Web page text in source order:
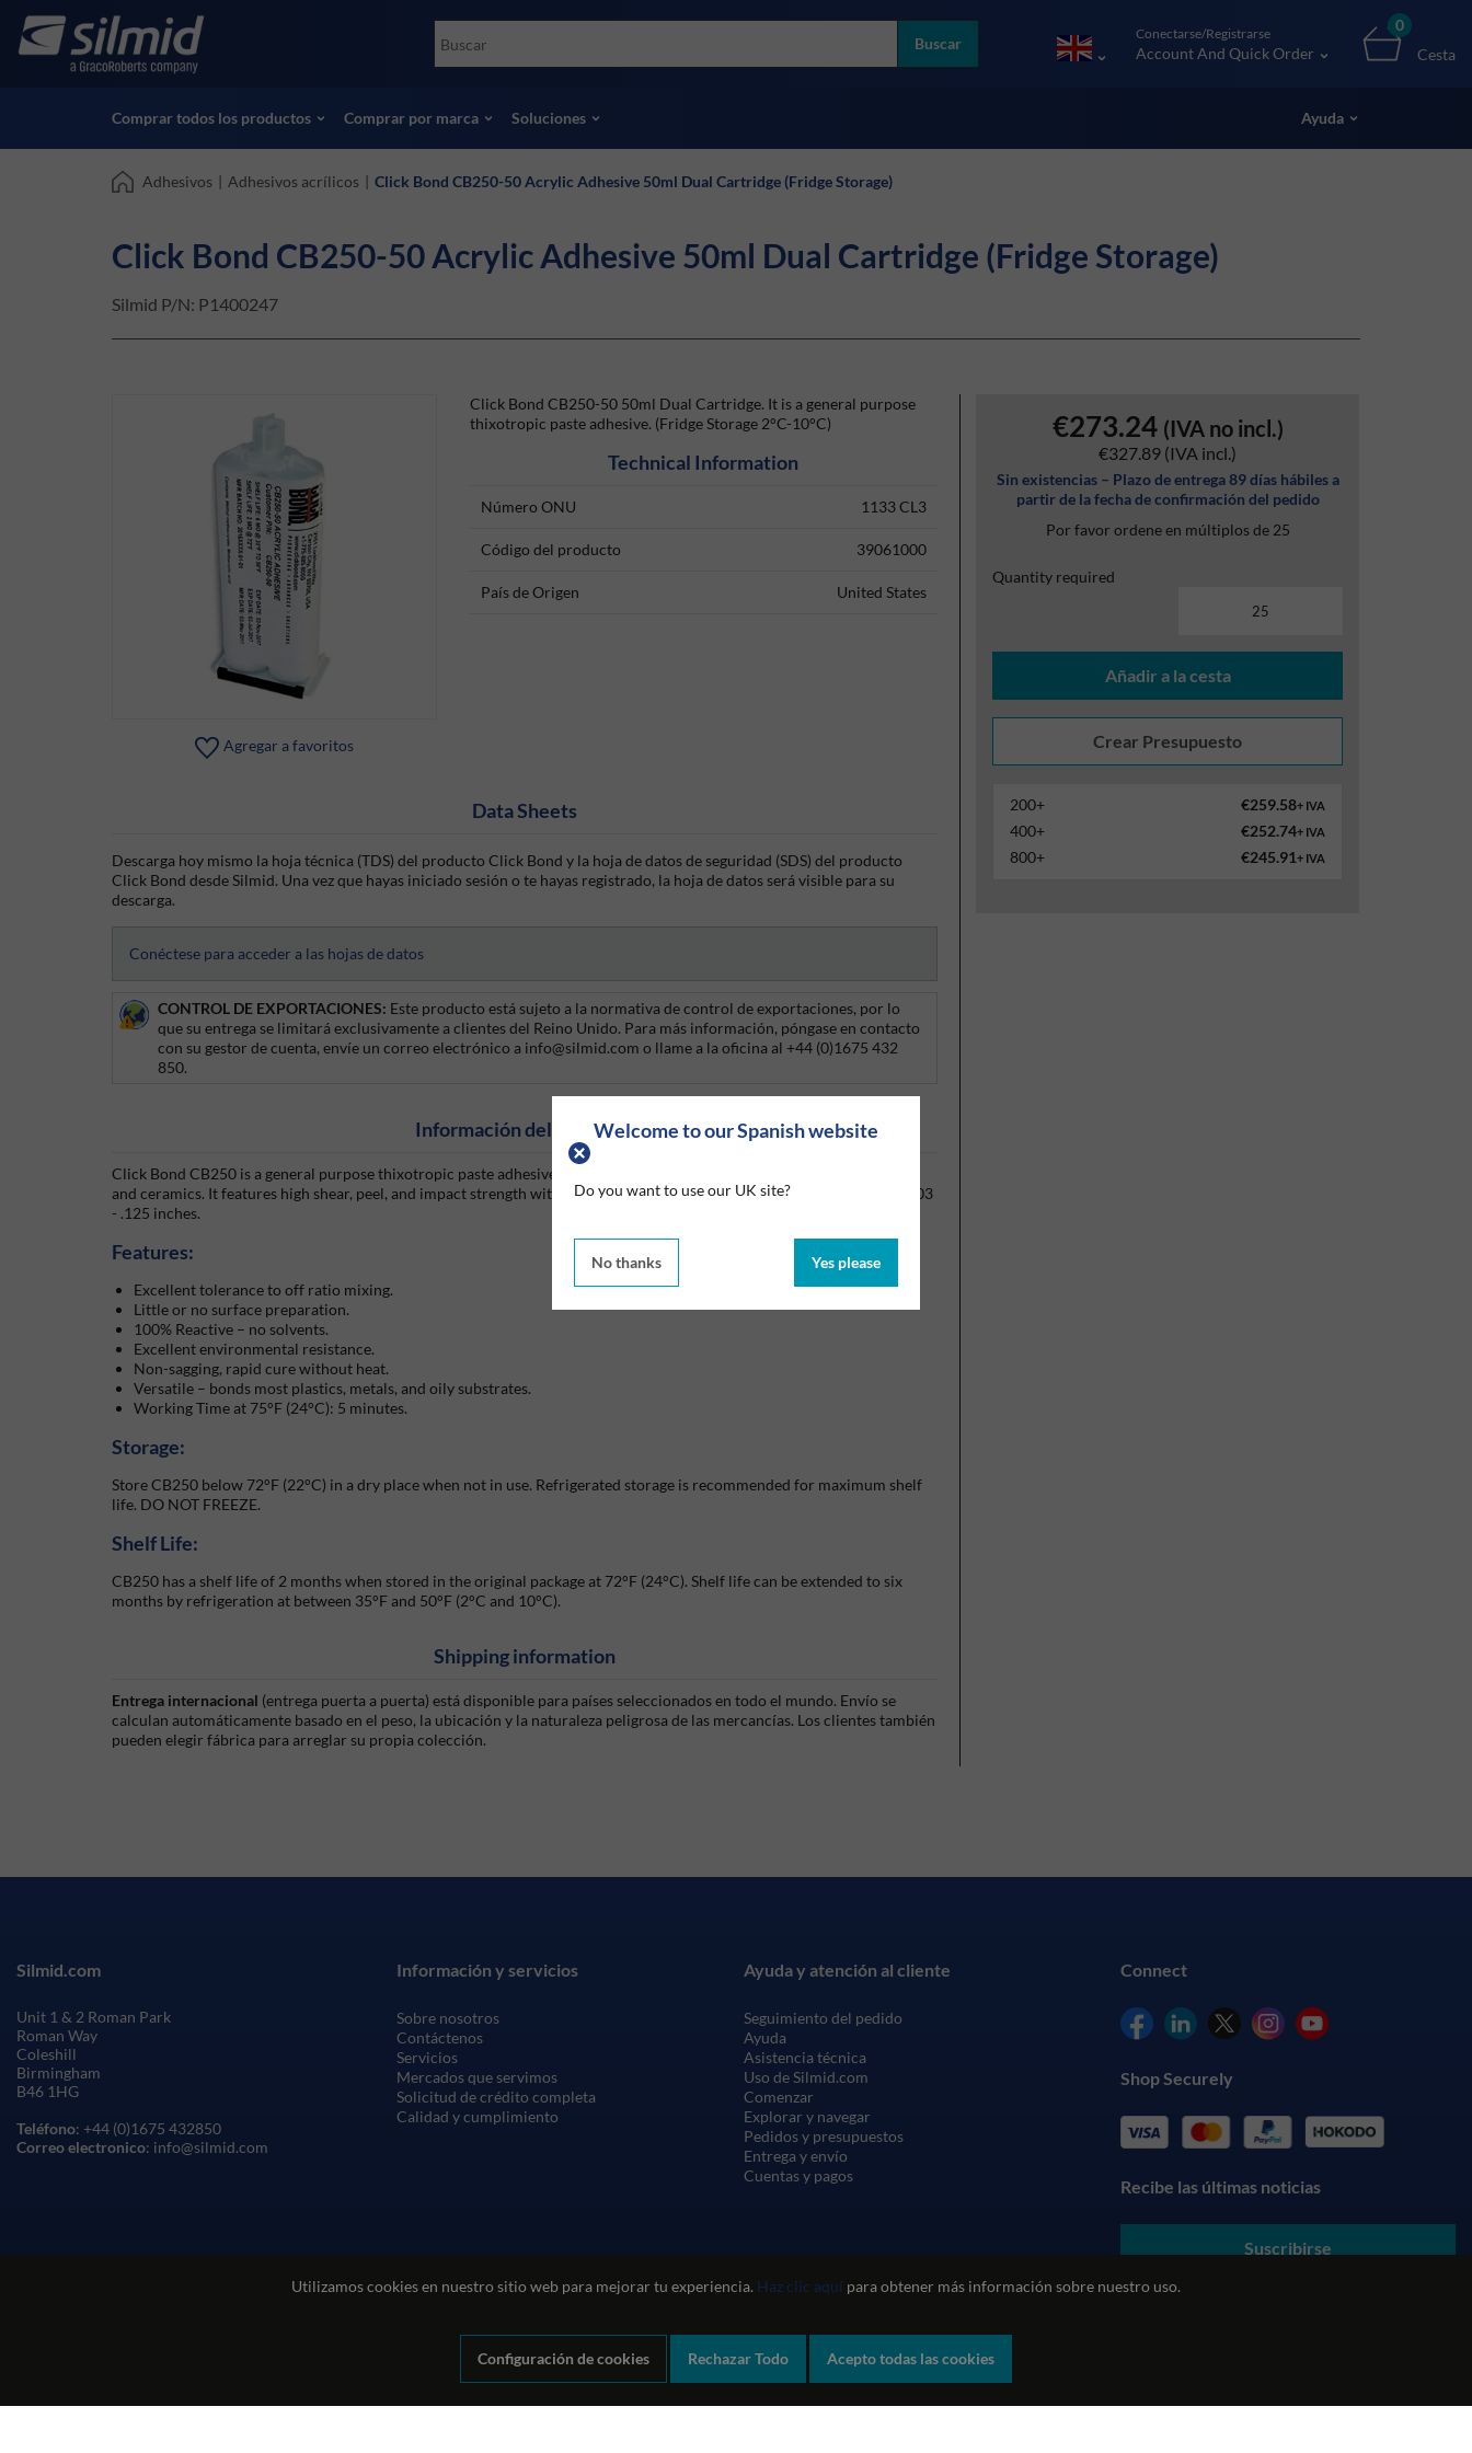
Welcome to our Spanish website
Do you want to use our UK site?
No thanks Yes please
Utilizamos cookies en nuestro sitio web para mejorar tu experiencia. Haz clic aquí para obtener más información sobre nuestro uso.
Configuración de cookies Rechazar Todo Acepto todas las cookies
main
Accessories
Ensayos no destructivos (NDT)
Ver todos los productos
Socomore
Buscar
Conectarse/Registrarse
Account And Quick Order
0
Cesta
Comprar todos los productos Comprar por marca Soluciones Ayuda
Adhesivos | Adhesivos acrílicos | Click Bond CB250-50 Acrylic Adhesive 50ml Dual Cartridge (Fridge Storage)
Click Bond CB250-50 Acrylic Adhesive 50ml Dual Cartridge (Fridge Storage)
Silmid P/N: P1400247
Agregar a favoritos
€273.24 (IVA no incl.)
€327.89 (IVA incl.)
Sin existencias – Plazo de entrega 89 días hábiles a
partir de la fecha de confirmación del pedido
Por favor ordene en múltiplos de 25
Quantity required
Añadir a la cesta
200+ €259.58+ IVA
400+ €252.74+ IVA
800+ €245.91+ IVA
Click Bond CB250-50 50ml Dual Cartridge. It is a general purpose
thixotropic paste adhesive. (Fridge Storage 2°C-10°C)
Technical Information
Número ONU 1133 CL3
Código del producto 39061000
País de Origen United States
Data Sheets
Descarga hoy mismo la hoja técnica (TDS) del producto Click Bond y la hoja de datos de seguridad (SDS) del producto
Click Bond desde Silmid. Una vez que hayas iniciado sesión o te hayas registrado, la hoja de datos será visible para su
descarga.
Conéctese para acceder a las hojas de datos
CONTROL DE EXPORTACIONES: Este producto está sujeto a la normativa de control de exportaciones, por lo
que su entrega se limitará exclusivamente a clientes del Reino Unido. Para más información, póngase en contacto
con su gestor de cuenta, envíe un correo electrónico a info@silmid.com o llame a la oficina al +44 (0)1675 432
850.
Información del producto
Click Bond CB250 is a general purpose thixotropic paste adhesive for bonding ABS, PVC, acrylic, styrene, metals, wood,
and ceramics. It features high shear, peel, and impact strength with a fast cure at room temperature. Bonds gaps from .003
- .125 inches.
Features:
Excellent tolerance to off ratio mixing.
Little or no surface preparation.
100% Reactive – no solvents.
Excellent environmental resistance.
Non-sagging, rapid cure without heat.
Versatile – bonds most plastics, metals, and oily substrates.
Working Time at 75°F (24°C): 5 minutes.
Storage:
Store CB250 below 72°F (22°C) in a dry place when not in use. Refrigerated storage is recommended for maximum shelf
life. DO NOT FREEZE.
Shelf Life:
CB250 has a shelf life of 2 months when stored in the original package at 72°F (24°C). Shelf life can be extended to six
months by refrigeration at between 35°F and 50°F (2°C and 10°C).
Shipping information
Entrega internacional (entrega puerta a puerta) está disponible para países seleccionados en todo el mundo. Envío se
calculan automáticamente basado en el peso, la ubicación y la naturaleza peligrosa de las mercancías. Los clientes también
pueden elegir fábrica para arreglar su propia colección.
Información y servicios
Sobre nosotros
Contáctenos
Servicios
Mercados que servimos
Solicitud de crédito completa
Calidad y cumplimiento
Ayuda y atención al cliente
Seguimiento del pedido
Ayuda
Asistencia técnica
Uso de Silmid.com
Comenzar
Explorar y navegar
Pedidos y presupuestos
Entrega y envío
Cuentas y pagos
Connect
Shop Securely
Recibe las últimas noticias
Suscribirse
Silmid.com
Unit 1 & 2 Roman Park
Roman Way
Coleshill
Birmingham
B46 1HG
Teléfono: +44 (0)1675 432850
Correo electronico: info@silmid.com